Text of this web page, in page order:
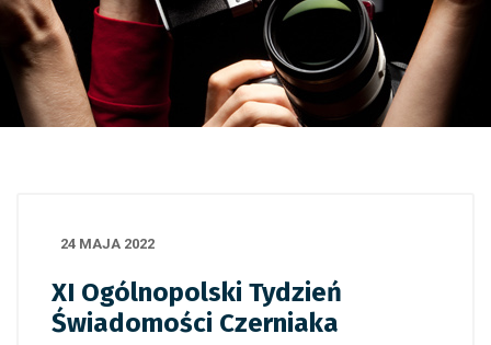
24 MAJA 2022
XI Ogólnopolski Tydzień
Świadomości Czerniaka